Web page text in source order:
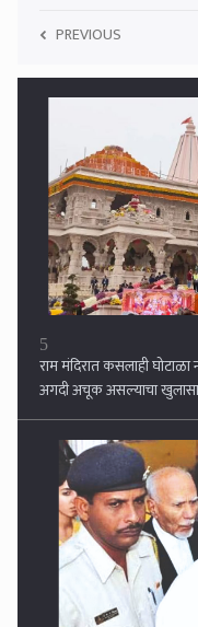
PREVIOUS
5
राम मंदिरात कसलाही
अगदी अचूक असल्याचा
तरुण तेजपाल बलात्कार
खंडपीठाचा निर्णय